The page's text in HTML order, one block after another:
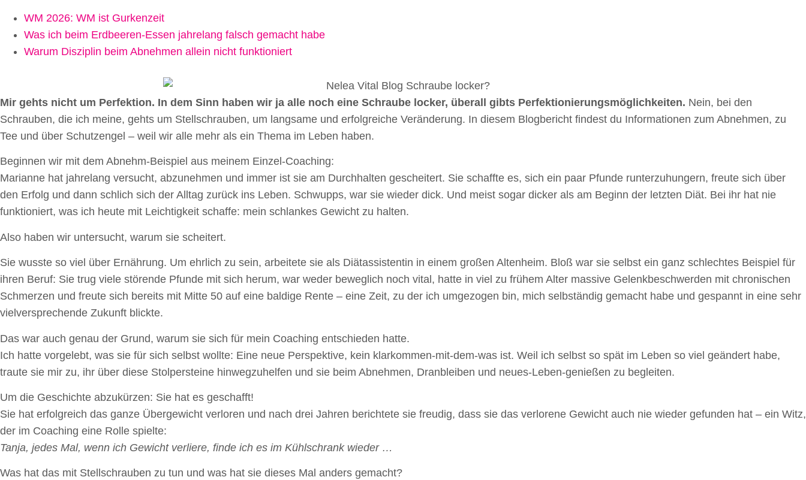
WM 2026: WM ist Gurkenzeit
Was ich beim Erdbeeren-Essen jahrelang falsch gemacht habe
Warum Disziplin beim Abnehmen allein nicht funktioniert
Mir gehts nicht um Perfektion. In dem Sinn haben wir ja alle noch eine Schraube locker, überall gibts Perfektionierungsmöglichkeiten. Nein, bei den
Schrauben, die ich meine, gehts um Stellschrauben, um langsame und erfolgreiche Veränderung. In diesem Blogbericht findest du Informationen zum Abnehmen, zu
Tee und über Schutzengel – weil wir alle mehr als ein Thema im Leben haben.
Beginnen wir mit dem Abnehm-Beispiel aus meinem Einzel-Coaching:
Marianne hat jahrelang versucht, abzunehmen und immer ist sie am Durchhalten gescheitert. Sie schaffte es, sich ein paar Pfunde runterzuhungern, freute sich über
den Erfolg und dann schlich sich der Alltag zurück ins Leben. Schwupps, war sie wieder dick. Und meist sogar dicker als am Beginn der letzten Diät. Bei ihr hat nie
funktioniert, was ich heute mit Leichtigkeit schaffe: mein schlankes Gewicht zu halten.
Also haben wir untersucht, warum sie scheitert.
Sie wusste so viel über Ernährung. Um ehrlich zu sein, arbeitete sie als Diätassistentin in einem großen Altenheim. Bloß war sie selbst ein ganz schlechtes Beispiel für
ihren Beruf: Sie trug viele störende Pfunde mit sich herum, war weder beweglich noch vital, hatte in viel zu frühem Alter massive Gelenkbeschwerden mit chronischen
Schmerzen und freute sich bereits mit Mitte 50 auf eine baldige Rente – eine Zeit, zu der ich umgezogen bin, mich selbständig gemacht habe und gespannt in eine sehr
vielversprechende Zukunft blickte.
Das war auch genau der Grund, warum sie sich für mein Coaching entschieden hatte.
Ich hatte vorgelebt, was sie für sich selbst wollte: Eine neue Perspektive, kein klarkommen-mit-dem-was ist. Weil ich selbst so spät im Leben so viel geändert habe,
traute sie mir zu, ihr über diese Stolpersteine hinwegzuhelfen und sie beim Abnehmen, Dranbleiben und neues-Leben-genießen zu begleiten.
Um die Geschichte abzukürzen: Sie hat es geschafft!
Sie hat erfolgreich das ganze Übergewicht verloren und nach drei Jahren berichtete sie freudig, dass sie das verlorene Gewicht auch nie wieder gefunden hat – ein Witz,
der im Coaching eine Rolle spielte:
Tanja, jedes Mal, wenn ich Gewicht verliere, finde ich es im Kühlschrank wieder …
Was hat das mit Stellschrauben zu tun und was hat sie dieses Mal anders gemacht?